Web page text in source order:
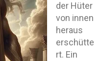
der Hüter
von innen
heraus
erschütte
rt. Ein